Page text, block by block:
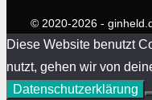
© 2020-2026 -
Diese Website benutzt
nutzt, gehen wir von
Datenschutzerklärung